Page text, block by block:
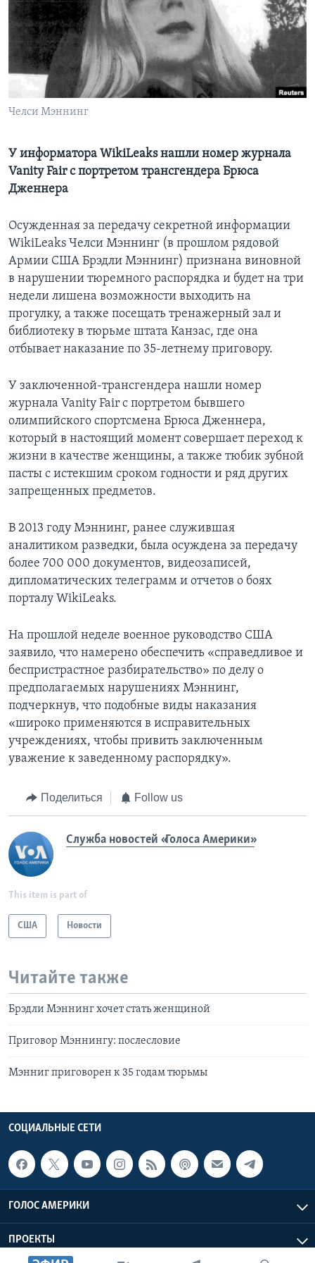
Learning English
СОЦИАЛЬНЫЕ СЕТИ
Челси Мэннинг
У информатора WikiLeaks нашли номер журнала
Vanity Fair с портретом трансгендера Брюса
Дженнера
Осужденная за передачу секретной информации
WikiLeaks Челси Мэннинг (в прошлом рядовой
Армии США Брэдли Мэннинг) признана виновной
в нарушении тюремного распорядка и будет на три
недели лишена возможности выходить на
прогулку, а также посещать тренажерный зал и
библиотеку в тюрьме штата Канзас, где она
отбывает наказание по 35-летнему приговору.
У заключенной-трансгендера нашли номер
журнала Vanity Fair с портретом бывшего
олимпийского спортсмена Брюса Дженнера,
который в настоящий момент совершает переход к
жизни в качестве женщины, а также тюбик зубной
пасты с истекшим сроком годности и ряд других
запрещенных предметов.
В 2013 году Мэннинг, ранее служившая
аналитиком разведки, была осуждена за передачу
более 700 000 документов, видеозаписей,
дипломатических телеграмм и отчетов о боях
порталу WikiLeaks.
На прошлой неделе военное руководство США
заявило, что намерено обеспечить «справедливое и
беспристрастное разбирательство» по делу о
предполагаемых нарушениях Мэннинг,
подчеркнув, что подобные виды наказания
«широко применяются в исправительных
учреждениях, чтобы привить заключенным
уважение к заведенному распорядку».
Поделиться Follow us
Служба новостей «Голоса Америки»
This item is part of
США Новости
Читайте также
Брэдли Мэннинг хочет стать женщиной
Приговор Мэннингу: послесловие
Мэнниг приговорен к 35 годам тюрьмы
СОЦИАЛЬНЫЕ СЕТИ
ГОЛОС АМЕРИКИ
ПРОЕКТЫ